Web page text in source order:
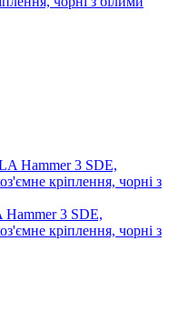
3 SDE,
кріплення, чорні з